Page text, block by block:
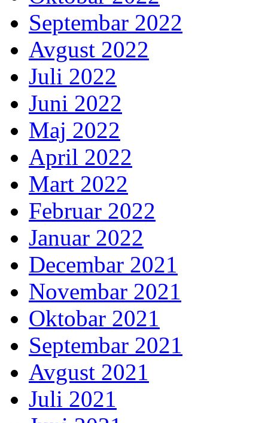
Septembar 2022
Avgust 2022
Juli 2022
Juni 2022
Maj 2022
April 2022
Mart 2022
Februar 2022
Januar 2022
Decembar 2021
Novembar 2021
Oktobar 2021
Septembar 2021
Avgust 2021
Juli 2021